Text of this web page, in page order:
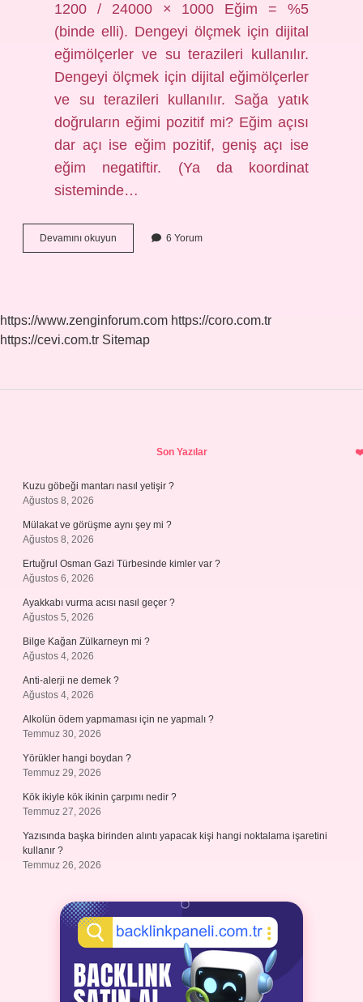
1200 / 24000 × 1000 Eğim = %5
(binde elli). Dengeyi ölçmek için dijital
eğimölçerler ve su terazileri kullanılır.
Dengeyi ölçmek için dijital eğimölçerler
ve su terazileri kullanılır. Sağa yatık
doğruların eğimi pozitif mi? Eğim açısı
dar açı ise eğim pozitif, geniş açı ise
eğim negatiftir. (Ya da koordinat
sisteminde…
Devamını okuyun
Doğruların
6 Yorum
https://www.zenginforum.com https://coro.com.tr
https://cevi.com.tr Sitemap
Son Yazılar
Kuzu göbeği mantarı nasıl yetişir ?
Ağustos 8, 2026
Mülakat ve görüşme aynı şey mi ?
Ağustos 8, 2026
Ertuğrul Osman Gazi Türbesinde kimler var ?
Ağustos 6, 2026
Ayakkabı vurma acısı nasıl geçer ?
Ağustos 5, 2026
Bilge Kağan Zülkarneyn mi ?
Ağustos 4, 2026
Anti-alerji ne demek ?
Ağustos 4, 2026
Alkolün ödem yapmaması için ne yapmalı ?
Temmuz 30, 2026
Yörükler hangi boydan ?
Temmuz 29, 2026
Kök ikiyle kök ikinin çarpımı nedir ?
Temmuz 27, 2026
Yazısında başka birinden alıntı yapacak kişi hangi noktalama işaretini
kullanır ?
Temmuz 26, 2026